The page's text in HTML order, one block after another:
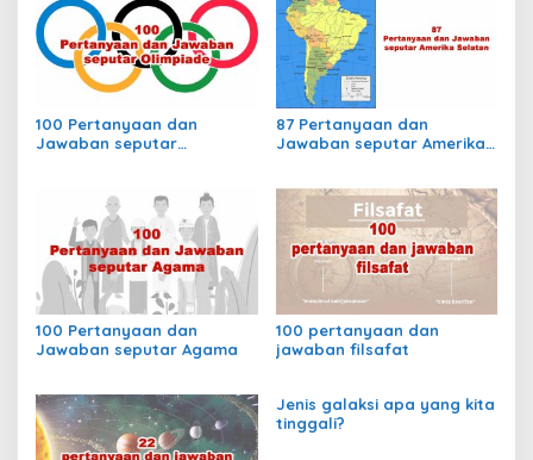
I
n
g
g
d
a
t
a
h
u
1
8
0
?
100 Pertanyaan dan
Jawaban seputar
87 Pertanyaan dan
Jawaban seputar Amerika
100 Pertanyaan dan
Jawaban seputar Agama
100 pertanyaan dan
jawaban filsafat
Jenis galaksi apa yang kita
tinggali?